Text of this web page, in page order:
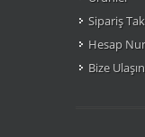
Sipariş
Hesap
Bize Ulaşın